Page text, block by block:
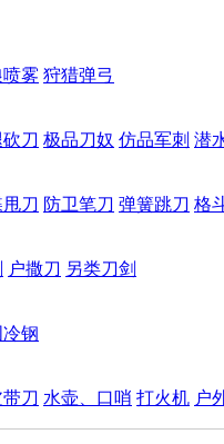
雾 狩猎弹弓
刀 极品刀奴 仿品军刺 潜
刀 防卫笔刀 弹簧跳刀 格
户撒刀 另类刀剑
钢
带刀 水壶、口哨 打火机 户